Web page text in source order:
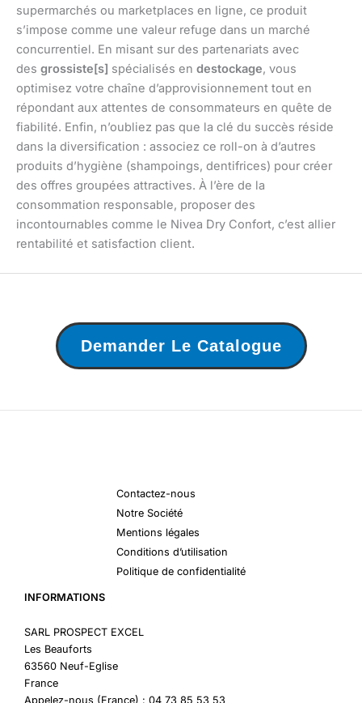
supermarchés ou marketplaces en ligne, ce produit
s’impose comme une valeur refuge dans un marché
concurrentiel. En misant sur des partenariats avec
des grossiste[s] spécialisés en destockage, vous
optimisez votre chaîne d’approvisionnement tout en
répondant aux attentes de consommateurs en quête de
fiabilité. Enfin, n’oubliez pas que la clé du succès réside
dans la diversification : associez ce roll-on à d’autres
produits d’hygiène (shampoings, dentifrices) pour créer
des offres groupées attractives. À l’ère de la
consommation responsable, proposer des
incontournables comme le Nivea Dry Confort, c’est allier
rentabilité et satisfaction client.
Demander Le Catalogue
Contactez-nous
Notre Société
Mentions légales
Conditions d’utilisation
Politique de confidentialité
INFORMATIONS
SARL PROSPECT EXCEL
Les Beauforts
63560 Neuf-Eglise
France
Appelez-nous (France) : 04 73 85 53 53